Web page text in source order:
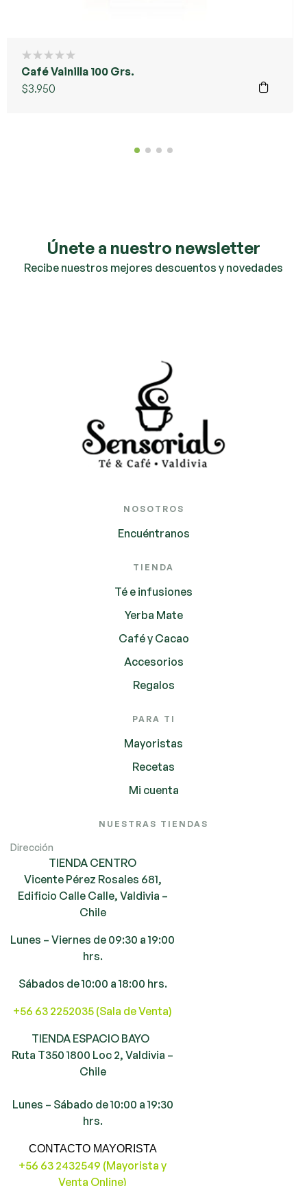
Café Vainilla 100 Grs.
$3.950
Únete a nuestro newsletter
Recibe nuestros mejores descuentos y novedades
NOSOTROS
Encuéntranos
TIENDA
Té e infusiones
Yerba Mate
Café y Cacao
Accesorios
Regalos
PARA TI
Mayoristas
Recetas
Mi cuenta
NUESTRAS TIENDAS
Dirección
TIENDA CENTRO
Vicente Pérez Rosales 681,
Edificio Calle Calle, Valdivia –
Chile
Lunes – Viernes de 09:30 a 19:00
hrs.
Sábados de 10:00 a 18:00 hrs.
+56 63 2252035 (Sala de Venta)
TIENDA ESPACIO BAYO
Ruta T350 1800 Loc 2, Valdivia –
Chile
Lunes – Sábado de 10:00 a 19:30
hrs.
CONTACTO MAYORISTA
+56 63 2432549 (Mayorista y
Venta Online)